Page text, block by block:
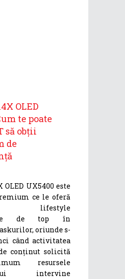
OLED
te poate
să obții
de
OLED UX5400 este
ce le oferă
lifestyle
de top în
oriunde s-
când activitatea
conținut solicită
resursele
ului intervine